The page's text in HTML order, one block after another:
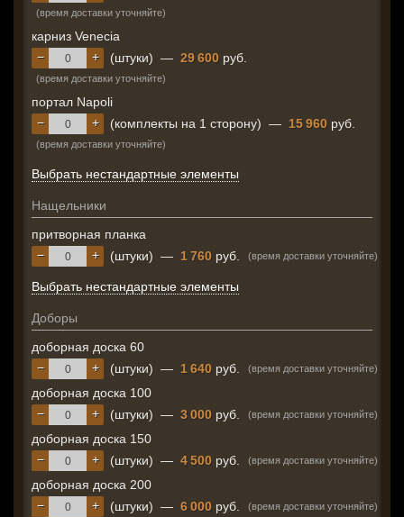
(время доставки уточняйте)
карниз Venecia
+
− (штуки) — 29 600 руб.
(время доставки уточняйте)
портал Napoli
+
− (комплекты на 1 сторону) — 15 960 руб.
(время доставки уточняйте)
Выбрать нестандартные элементы
Нащельники
притворная планка
+
− (штуки) — 1 760 руб. (время доставки уточняйте)
Выбрать нестандартные элементы
Доборы
доборная доска 60
+
− (штуки) — 1 640 руб. (время доставки уточняйте)
доборная доска 100
+
− (штуки) — 3 000 руб. (время доставки уточняйте)
доборная доска 150
+
− (штуки) — 4 500 руб. (время доставки уточняйте)
доборная доска 200
+
− (штуки) — 6 000 руб. (время доставки уточняйте)